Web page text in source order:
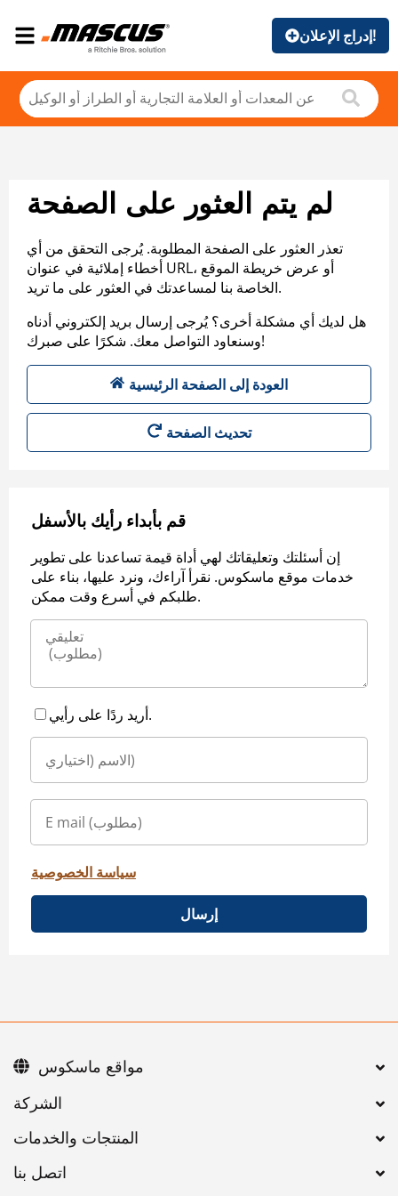
إدراج الإعلان!
لم يتم العثور على الصفحة
تعذر العثور على الصفحة المطلوبة. يُرجى التحقق من أي
أخطاء إملائية في عنوان URL، أو عرض خريطة الموقع
الخاصة بنا لمساعدتك في العثور على ما تريد.
هل لديك أي مشكلة أخرى؟ يُرجى إرسال بريد إلكتروني أدناه
وسنعاود التواصل معك. شكرًا على صبرك!
العودة إلى الصفحة الرئيسية
تحديث الصفحة
قم بأبداء رأيك بالأسفل
إن أسئلتك وتعليقاتك لهي أداة قيمة تساعدنا على تطوير
خدمات موقع ماسكوس. نقرأ آراءك، ونرد عليها، بناء على
طلبكم في أسرع وقت ممكن.
أريد ردًا على رأيي.
سياسة الخصوصية
إرسال
اتصل بنا
مواقع ماسكوس